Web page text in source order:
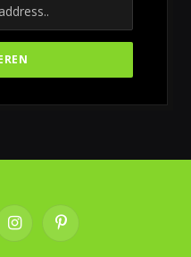
InstagramPinterest